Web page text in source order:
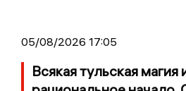
05/08/2026 17:05
Всякая тульская магия